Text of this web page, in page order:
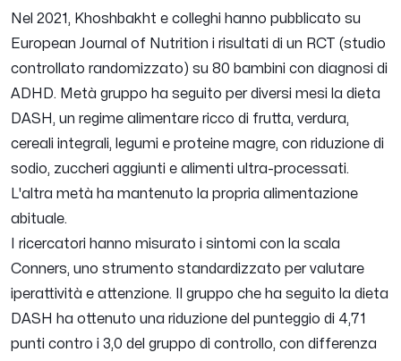
Nel 2021, Khoshbakht e colleghi hanno pubblicato su
European Journal of Nutrition i risultati di un RCT (studio
controllato randomizzato) su 80 bambini con diagnosi di
ADHD. Metà gruppo ha seguito per diversi mesi la dieta
DASH, un regime alimentare ricco di frutta, verdura,
cereali integrali, legumi e proteine magre, con riduzione di
sodio, zuccheri aggiunti e alimenti ultra-processati.
L'altra metà ha mantenuto la propria alimentazione
abituale.
I ricercatori hanno misurato i sintomi con la scala
Conners, uno strumento standardizzato per valutare
iperattività e attenzione. Il gruppo che ha seguito la dieta
DASH ha ottenuto una riduzione del punteggio di 4,71
punti contro i 3,0 del gruppo di controllo, con differenza